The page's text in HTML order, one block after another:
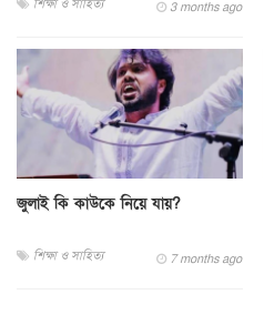
শিক্ষা ও সাহিত্য 3 months ago
জুলাই কি কাউকে নিয়ে যায়?
শিক্ষা ও সাহিত্য 7 months ago